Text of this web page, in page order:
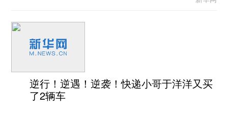
逆行！逆遇！逆袭！快递小哥于洋洋又买
了2辆车